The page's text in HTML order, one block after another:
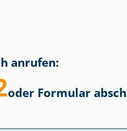
anrufen:
oder Formular